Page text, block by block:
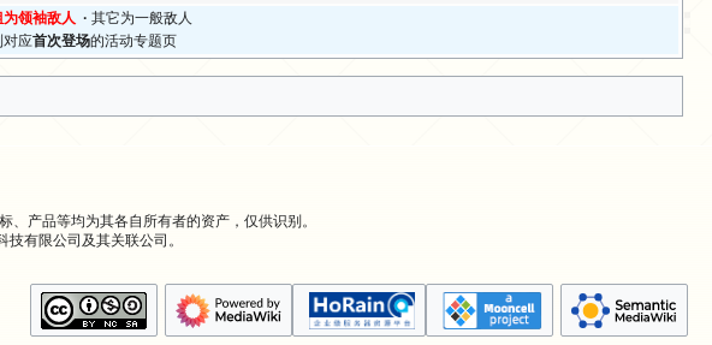
领袖敌人 · 其它为一般敌人
对应首次登场的活动专题页
产品等均为其各自所有者的资产，仅供识别。
有限公司及其关联公司。